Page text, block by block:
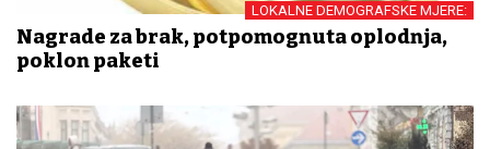
LOKALNE DEMOGRAFSKE MJERE:
Nagrade za brak, potpomognuta oplodnja,
poklon paketi